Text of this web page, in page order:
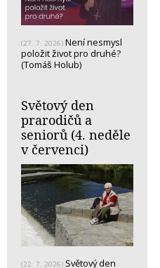
(27. 7. 2026) Není nesmysl
položit život pro druhé?
(Tomáš Holub)
Světový den
prarodičů a
seniorů (4. neděle
v červenci)
(22. 7. 2026) Světový den